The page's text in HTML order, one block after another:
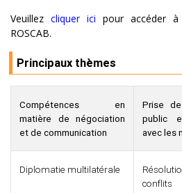
Veuillez cliquer ici pour accéder
ROSCAB.
Principaux thèmes
Compétences en
matière de négociation
et de communication
Prise
public
avec les
Diplomatie multilatérale
conflits